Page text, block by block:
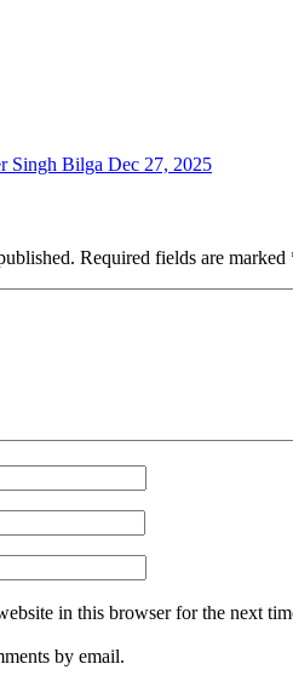
Singh Bilga Dec 27, 2025
Required fields are marked
in this browser for the next
by email.